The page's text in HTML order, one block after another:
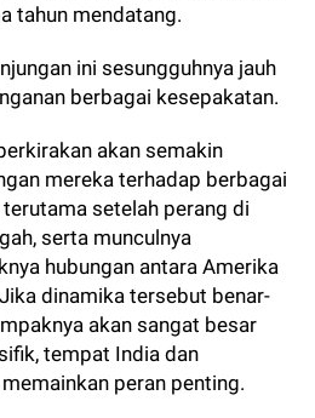
tahun mendatang.
ini sesungguhnya jauh
berbagai kesepakatan.
akan semakin
mereka terhadap berbagai
setelah perang di
serta munculnya
hubungan antara Amerika
dinamika tersebut benar-
akan sangat besar
tempat India dan
peran penting.